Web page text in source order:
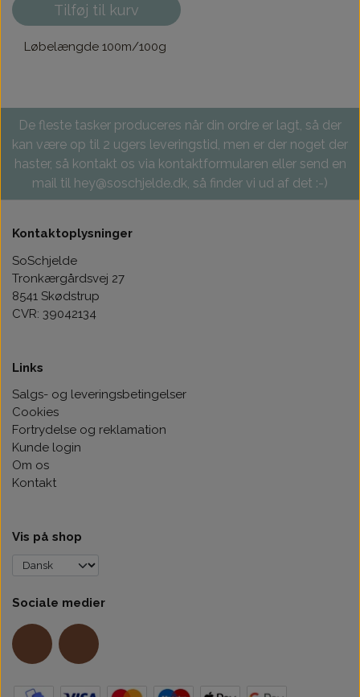
Tilføj til kurv
Løbelængde 100m/100g
De fleste tasker produceres når din ordre er lagt, så der
kan være op til 2 ugers leveringstid, men er der noget der
haster, så kontakt os via kontaktformularen eller send en
mail til hey@soschjelde.dk, så finder vi ud af det :-)
Kontaktoplysninger
SoSchjelde
Tronkærgårdsvej 27
8541 Skødstrup
CVR: 39042134
Links
Salgs- og leveringsbetingelser
Cookies
Fortrydelse og reklamation
Kunde login
Om os
Kontakt
Vis på shop
Sociale medier